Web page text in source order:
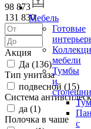
Мебель
Готовые
мебели
Тумбы
и
с
98 873
131 830
Акция
Да (136)
Тип унитаза
подвесной (15)
Система антивсплеск
да (1)
Полочка в чаше